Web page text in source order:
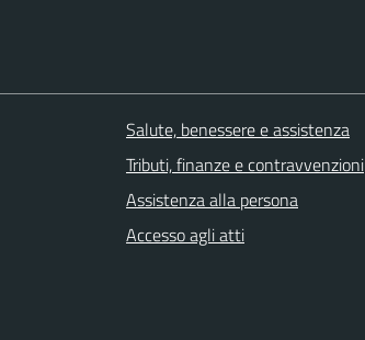
Salute, benessere e assistenza
Tributi, finanze e contravvenzioni
Assistenza alla persona
Accesso agli atti